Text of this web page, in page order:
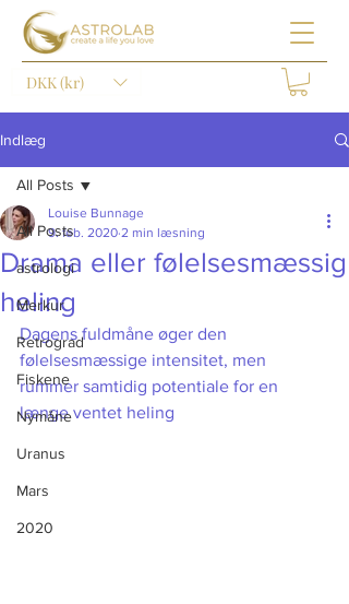
DKK (kr)
Indlæg
All Posts
astrologi
Merkur
Retrograd
Fiskene
Nymåne
Uranus
Mars
2020
All Posts
Drama eller følelsesmæssig
heling
Louise Bunnage
9. feb. 2020 2 min læsning
Dagens fuldmåne øger den
følelsesmæssige intensitet, men
rummer samtidig potentiale for en
længe ventet heling